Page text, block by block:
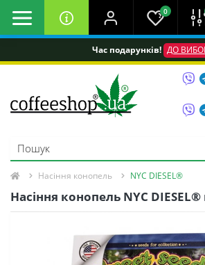
Час подарунків! ДО
0
Насіння конопель NYC DIESEL®
Насіння конопель NYC DIESEL®